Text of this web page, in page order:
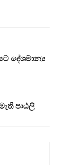
දේශමාන්‍ය
පාඨලි